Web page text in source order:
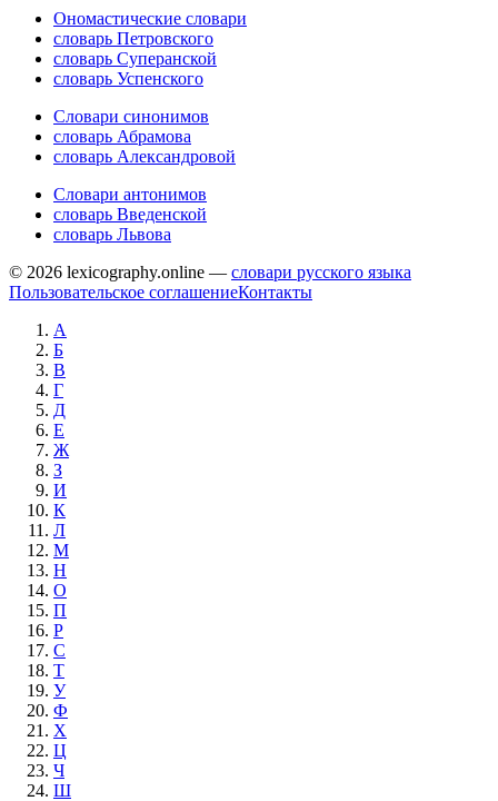
Ономастические словари
словарь Петровского
словарь Суперанской
словарь Успенского
Словари синонимов
словарь Абрамова
словарь Александровой
Словари антонимов
словарь Введенской
словарь Львова
© 2026 lexicography.online — словари русского языка
Пользовательское соглашениеКонтакты
А
Б
В
Г
Д
Е
Ж
З
И
К
Л
М
Н
О
П
Р
С
Т
У
Ф
Х
Ц
Ч
Ш